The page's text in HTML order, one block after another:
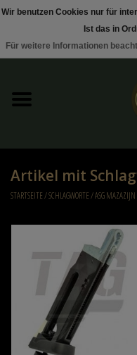
Sonderangebote / Rabattaktionen
Kleding
Munition
Artikel mit
STARTSEITE/SCHLAGWORTE/ASG MAZAZIJN
Wir benutzen Cookies nur für
Ist das in
Für weitere Informationen